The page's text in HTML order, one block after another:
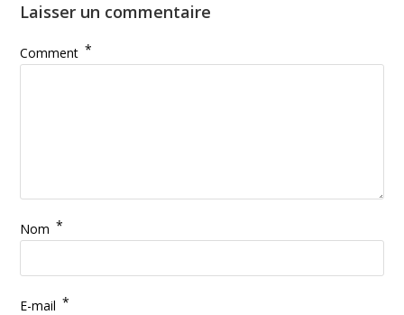
Laisser un commentaire
Comment *
Nom *
E-mail *